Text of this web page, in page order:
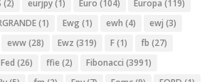
(2) eurjpy(1) Euro (104) Europa (119)
(1) Ewg (1) ewh (4) ewj (3)
eww(28) Ewz (319) F(1) fb (27)
Fed (26) ffie (2) Fibonacci (3991)